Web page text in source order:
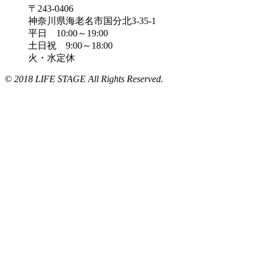
〒243-0406
神奈川県海老名市国分北3-35-1
平日 10:00～19:00
土日祝 9:00～18:00
火・水定休
© 2018 LIFE STAGE All Rights Reserved.